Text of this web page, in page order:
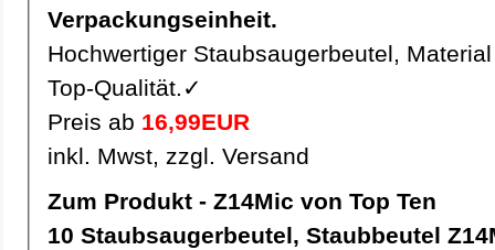
Verpackungseinheit.
Hochwertiger Staubsaugerbeutel,
Top-Qualität.✓
Preis ab 16,99EUR
inkl. Mwst, zzgl. Versand
Zum Produkt - Z14Mic von Top Ten
10 Staubsaugerbeutel, Staubbeutel Z14Mic pro